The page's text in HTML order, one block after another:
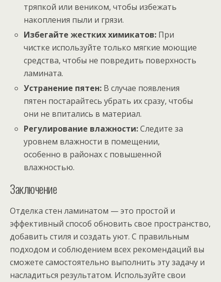
тряпкой или веником, чтобы избежать
накопления пыли и грязи.
Избегайте жестких химикатов: При
чистке используйте только мягкие моющие
средства, чтобы не повредить поверхность
ламината.
Устранение пятен: В случае появления
пятен постарайтесь убрать их сразу, чтобы
они не впитались в материал.
Регулирование влажности:Следите за
уровнем влажности в помещении,
особенно в районах с повышенной
влажностью.
Заключение
Отделка стен ламинатом — это простой и
эффективный способ обновить свое пространство,
добавить стиля и создать уют. С правильным
подходом и соблюдением всех рекомендаций вы
сможете самостоятельно выполнить эту задачу и
насладиться результатом. Используйте свои